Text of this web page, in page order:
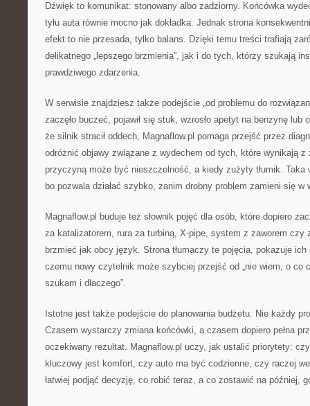
Dźwięk to komunikat: stonowany albo zadziorny. Końcówka
tyłu auta równie mocno jak dokładka. Jednak strona
efekt to nie przesada, tylko balans. Dzięki temu treści trafiają
delikatnego „lepszego brzmienia”, jak i do tych, którzy szukają
prawdziwego zdarzenia.
W serwisie znajdziesz także podejście „od problemu do
zaczęło buczeć, pojawił się stuk, wzrosło apetyt na benzynę lub
że silnik stracił oddech, Magnaflow.pl pomaga przejść przez
odróżnić objawy związane z wydechem od tych, które wynikają z
przyczyną może być nieszczelność, a kiedy zużyty tłumik. Taka
bo pozwala działać szybko, zanim drobny problem zamieni się w
Magnaflow.pl buduje też słownik pojęć dla osób, które dopiero
za katalizatorem, rura za turbiną, X-pipe, system z zaworem czy
brzmieć jak obcy język. Strona tłumaczy te pojęcia, pokazuje
czemu nowy czytelnik może szybciej przejść od „nie wiem, o co
szukam i dlaczego”.
Istotne jest także podejście do planowania budżetu. Nie każdy
Czasem wystarczy zmiana końcówki, a czasem dopiero pełna
oczekiwany rezultat. Magnaflow.pl uczy, jak ustalić priorytety:
kluczowy jest komfort, czy auto ma być codzienne, czy raczej
łatwiej podjąć decyzję, co robić teraz, a co zostawić na później,